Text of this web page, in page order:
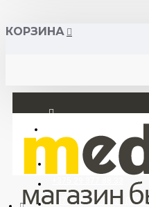
КОРЗИНА
Регистрация
+375 33 673 17 31 (МТС)